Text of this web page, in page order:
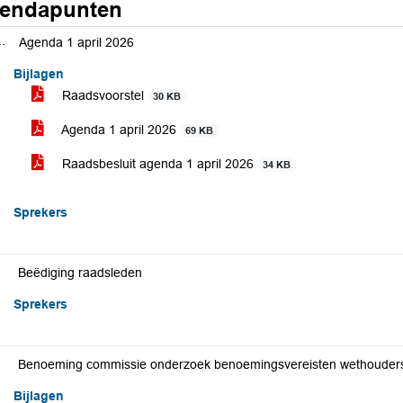
Agenda 1 april 2026
Bijlagen
Raadsvoorstel
30 KB
Agenda 1 april 2026 69 KB
Raadsbesluit agenda 1 april 2026 34 KB
Sprekers
Beëdiging raadsleden
Sprekers
Benoeming commissie onderzoek benoemingsvereisten
Bijlagen